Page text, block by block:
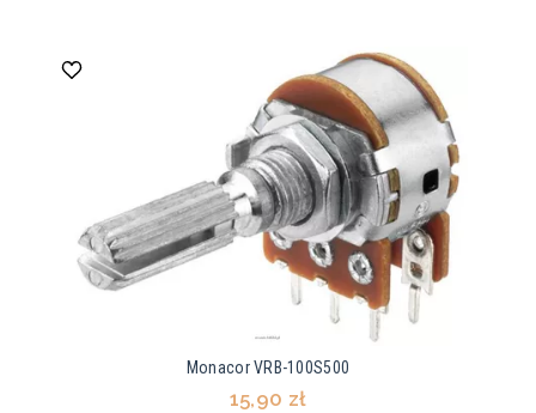
Monacor VRB-100S500
15,90 zł